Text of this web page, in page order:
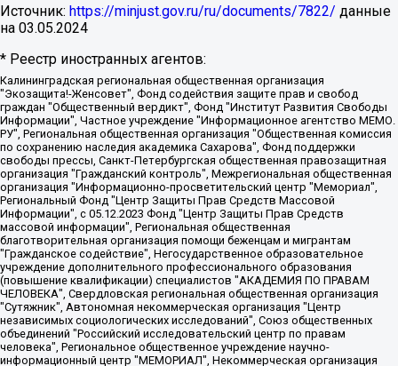
Источник: https://minjust.gov.ru/ru/documents/7822/ данные
на 03.05.2024
* Реестр иностранных агентов:
Калининградская региональная общественная организация "Экозащита!-Женсовет", Фонд содействия защите прав и свобод граждан "Общественный вердикт", Фонд "Институт Развития Свободы Информации", Частное учреждение "Информационное агентство МЕМО. РУ", Региональная общественная организация "Общественная комиссия по сохранению наследия академика Сахарова", Фонд поддержки свободы прессы, Санкт-Петербургская общественная правозащитная организация "Гражданский контроль", Межрегиональная общественная организация "Информационно-просветительский центр "Мемориал", Региональный Фонд "Центр Защиты Прав Средств Массовой Информации", с 05.12.2023 Фонд "Центр Защиты Прав Средств массовой информации", Региональная общественная благотворительная организация помощи беженцам и мигрантам "Гражданское содействие", Негосударственное образовательное учреждение дополнительного профессионального образования (повышение квалификации) специалистов "АКАДЕМИЯ ПО ПРАВАМ ЧЕЛОВЕКА", Свердловская региональная общественная организация "Сутяжник", Автономная некоммерческая организация "Центр независимых социологических исследований", Союз общественных объединений "Российский исследовательский центр по правам человека", Региональное общественное учреждение научно-информационный центр "МЕМОРИАЛ", Некоммерческая организация "Фонд защиты гласности", Автономная некоммерческая организация "Институт прав человека", Городская общественная организация "Екатеринбургское общество "МЕМОРИАЛ", Городская общественная организация "Рязанское историко-просветительское и правозащитное общество "Мемориал" (Рязанский Мемориал), Челябинский региональный орган общественной самодеятельности – женское общественное объединение "Женщины Евразии", Челябинский региональный орган общественной самодеятельности "Уральская правозащитная группа", Фонд содействия защите здоровья и социальной справедливости имени Андрея Рылькова, Автономная Некоммерческая Организация "Аналитический Центр Юрия Левады", Автономная некоммерческая организация социальной поддержки населения "Проект Апрель", Региональная общественная организация помощи женщинам и детям, находящимся в кризисной ситуации "Информационно-методический центр "Анна", Фонд содействия развитию массовых коммуникаций и правовому просвещению "Так-так-Так", Фонд содействия устойчивому развитию "Серебряная тайга", Свердловский региональный общественный фонд социальных проектов "Новое время", "Idel.Реалии", Кавказ.Реалии, Крым.Реалии, Телеканал Настоящее Время, Татаро-башкирская служба Радио Свобода (Azatliq Radiosi), Радио Свободная Европа/Радио Свобода (PCE/PC), "Сибирь.Реалии", "Фактограф", Благотворительный фонд помощи осужденным и их семьям, Автономная некоммерческая организация "Институт глобализации и социальных движений", Фонд "В защиту прав заключенных", Частное учреждение "Центр поддержки и содействия развитию средств массовой информации", Пензенский региональный общественный благотворительный фонд "Гражданский союз", "Север.Реалии", Некоммерческая организация Фонд "Правовая инициатива", Общество с ограниченной ответственностью "Радио Свободная Европа/Радио Свобода", Чешское информационное агентство "MEDIUM-ORIENT", Красноярская региональная общественная организация "Мы против СПИДа", Камалягин Денис Николаевич, Маркелов Сергей Евгеньевич, Пономарев Лев Александрович, Савицкая Людмила Алексеевна, Автономная некоммерческая организация "Центр по работе с проблемой насилия "НАСИЛИЮ.НЕТ", Межрегиональный профессиональный союз работников здравоохранения "Альянс врачей", Юридическое лицо, зарегистрированное в Латвийской Республике, SIA "Medusa Project" (регистрационный номер 40103797863, дата регистрации 10.06.2014), Некоммерческая организация "Фонд по борьбе с коррупцией", Автономная некоммерческая организация "Институт права и публичной политики", Баданин Роман Сергеевич, Гликин Максим Александрович, Железнова Мария Михайловна, Лукьянова Юлия Сергеевна, Маетная Елизавета Витальевна, Маняхин Петр Борисович, Чуракова Ольга Владимировна, Ярош Юлия Петровна, Юридическое лицо "The Insider SIA", зарегистрированное в Риге, Латвийская Республика (дата регистрации 26.06.2015), являющееся администратором доменного имени интернет-издания "The Insider SIA", https://theins.ru, Постернак Алексей Евгеньевич, Рубин Михаил Аркадьевич, Анин Роман Александрович, Юридическое лицо Istories fonds, зарегистрированное в Латвийской Республике (регистрационный номер 50008295751, дата регистрации 24.02.2020), Великовский Дмитрий Александрович, Долинина Ирина Николаевна, Мароховская Алеся Алексеевна, Шлейнов Роман Юрьевич, Шмагун Олеся Валентиновна, Общество с ограниченной ответственностью "Альтаир 2021", Общество с ограниченной ответственностью "Вега 2021", Общество с ограниченной ответственностью "Главный редактор 2021", Общество с ограниченной ответственностью "Ромашки монолит", Важенков Артем Валерьевич, Ивановская областная общественная организация "Центр гендерных исследований", Гурман Юрий Альбертович, Медиапроект "ОВД-Инфо", Егоров Владимир Владимирович, Жилинский Владимир Александрович, Общество с ограниченной ответственностью "ЗП", Иванова София Юрьевна, Карезина Инна Павловна, Кильтау Екатерина Викторовна, Петров Алексей Викторович, Пискунов Сергей Евгеньевич, Смирнов Сергей Сергеевич, Тихонов Михаил Сергеевич, Общество с ограниченной ответственностью "ЖУРНАЛИСТ-ИНОСТРАННЫЙ АГЕНТ", Арапова Галина Юрьевна, Вольтская Татьяна Анатольевна, Американская компания "Mason G.E.S. Anonymous Foundation" (США), являющаяся владельцем интернет-издания https://mnews.world/, Компания "Stichting Bellingcat", зарегистрированная в Нидерландах (дата регистрации 11.07.2018), Захаров Андрей Вячеславович, Клепиковская Екатерина Дмитриевна, Общество с ограниченной ответственностью "МЕМО", Перл Роман Александрович, Симонов Евгений Алексеевич, Соловьева Елена Анатольевна, Сотников Даниил Владимирович, Сурначева Елизавета Дмитриевна, Автономная некоммерческая организация по защите прав человека и информированию населения "Якутия – Наше Мнение", Общество с ограниченной ответственностью "Москоу диджитал медиа", с 26.01.2023 Общество с ограниченной ответственностью "Чайка Белые сады", Ветошкина Валерия Валерьевна, Заговора Максим Александрович, Межрегиональное общественное движение "Российская ЛГБТ - сеть", Оленичев Максим Владимирович, Павлов Иван Юрьевич, Скворцова Елена Сергеевна, Общество с ограниченной ответственностью "Как бы инагент", Кочетков Игорь Викторович, Общество с ограниченной ответственностью "Честные выборы", Еланчик Олег Александрович, Общество с ограниченной ответственностью "Нобелевский призыв", Гималова Регина Эмилевна, Григорьев Андрей Валерьевич, Григорьева Алина Александровна, Ассоциация по содействию защите прав призывников, альтернативнослужащих и военнослужащих "Правозащитная группа "Гражданин.Армия.Право", Хисамова Регина Фаритовна, Автономная некоммерческая организация по реализации социально-правовых программ "Лилит", Дальневосточное общественное движение "Маяк", Санкт-Петербургская ЛГБТ-инициативная группа "Выход", Инициативная группа ЛГБТ+ "Реверс", Алексеев Андрей Викторович, Бекбулатова Таисия Львовна, Беляев Иван Михайлович, Владыкина Елена Сергеевна, Гельман Марат Александрович, Никульшина Вероника Юрьевна, Толоконникова Надежда Андреевна, Шендерович Виктор Анатольевич, Общество с ограниченной ответственностью "Данное сообщение", Общество с ограниченной ответственностью Издательский дом "Новая глава", Айнбиндер Александра Александровна, Московский комьюнити-центр для ЛГБТ+инициатив, Благотворительный фонд развития филантропии, Deutsche Welle (Германия, Kurt-Schumacher-Strasse 3, 53113 Bonn), Борзунова Мария Михайловна, Воробьев Виктор Викторович, Голубева Анна Львовна, Константинова Алла Михайловна, Малкова Ирина Владимировна, Мурадов Мурад Абдулгалимович, Осетинская Елизавета Николаевна, Понасенков Евгений Николаевич, Ганапольский Матвей Юрьевич, Киселев Евгений Алексеевич, Борухович Ирина Григорьевна, Дремин Иван Тимофеевич, Дубровский Дмитрий Викторович, Красноярская региональная общественная организация поддержки и развития альтернативных образовательных технологий и межкультурных коммуникаций "ИНТЕРРА", Маяковская Екатерина Алексеевна, Фейгин Марк Захарович, Филимонов Андрей Викторович, Дзугкоева Регина Николаевна, Доброхотов Роман Александрович, Дудь Юрий Александрович, Елкин Сергей Владимирович, Кругликов Кирилл Игоревич, Сабунаева Мария Леонидовна, Семенов Алексей Владимирович, Шаинян Карен Багратович, Шульман Екатерина Михайловна, Асафьев Артур Валерьевич, Вахштайн Виктор Семенович, Венедиктов Алексей Алексеевич, Лушникова Екатерина Евгеньевна, Волков Леонид Михайлович, Невзоров Александр Глебович, Пархоменко Сергей Борисович, Сироткин Ярослав Николаевич, Кара-Мурза Владимир Владимирович, Баранова Наталья Владимировна, Гозман Леонид Яковлевич, Кагарлицкий Борис Юльевич, Климарев Михаил Валерьевич, Милов Владимир Станиславович, Автономная некоммерческая организация Краснодарский центр современного искусства "Типография", Моргенштерн Алишер Тагирович, Соболь Любовь Эдуардовна, Общество с ограниченной ответственностью "ЛИЗА НОРМ", Каспаров Гарри Кимович, Ходорковский Михаил Борисович, Общество с ограниченной ответственностью "Апрельские тезисы", Данилович Ирина Брониславовна, Кашин Олег Владимирович, Петров Николай Владимирович, Пивоваров Алексей Владимирович, Соколов Михаил Владимирович, Цветкова Юлия Владимировна, Чичваркин Евгений Александрович, Комитет против пыток/Команда против пыток, Общество с ограниченной ответственностью "Первый научный", Общество с ограниченной ответственностью "Вертолет и ко", Белоцерковская Вероника Борисовна, Кац Максим Евгеньевич, Лазарева Татьяна Юрьевна, Шаведдинов Руслан Табризович, Яшин Илья Валерьевич, Общество с ограниченной ответственностью "Иноагент ААВ", Алешковский Дмитрий Петрович, Альбац Евгения Марковна, Быков Дмитрий Львович, Галямина Юлия Евгеньевна, Лойко Сергей Леонидович, Мартынов Кирилл Константинович, Медведев Сергей Александрович, Крашенинников Федор Геннадиевич, Гордеева Катерина Вл